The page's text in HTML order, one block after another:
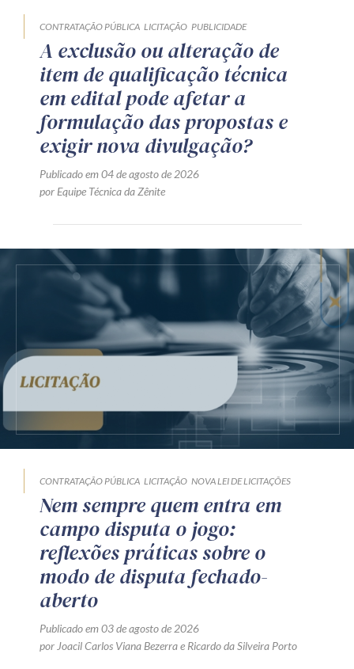
CONTRATAÇÃO PÚBLICA LICITAÇÃO PUBLICIDADE
A exclusão ou alteração de
item de qualificação técnica
em edital pode afetar a
formulação das propostas e
exigir nova divulgação?
Publicado em 04 de agosto de 2026
por Equipe Técnica da Zênite
CONTRATAÇÃO PÚBLICA LICITAÇÃO NOVA LEI DE LICITAÇÕES
Nem sempre quem entra em
campo disputa o jogo:
reflexões práticas sobre o
modo de disputa fechado-
aberto
Publicado em 03 de agosto de 2026
por Joacil Carlos Viana Bezerrae Ricardo da Silveira Porto